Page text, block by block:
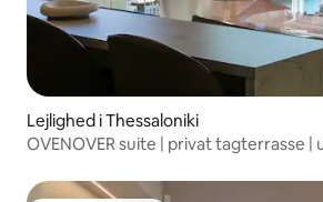
Lejlighed i Thessaloniki
OVENOVER suite | privat tagterrasse |